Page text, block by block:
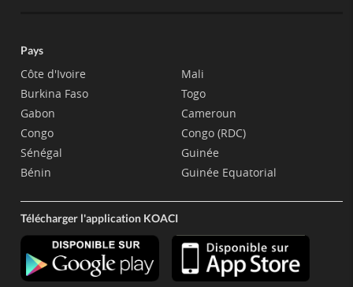
Pays
Côte d'Ivoire
Burkina Faso
Gabon
Congo
Sénégal
Bénin
Mali
Togo
Cameroun
Congo (RDC)
Guinée
Guinée Equatorial
Télécharger l'application KOACI